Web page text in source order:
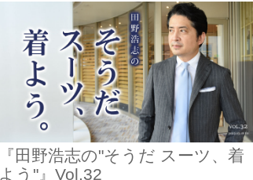
『田野浩志の"そうだ スーツ、着
よう"』Vol.32